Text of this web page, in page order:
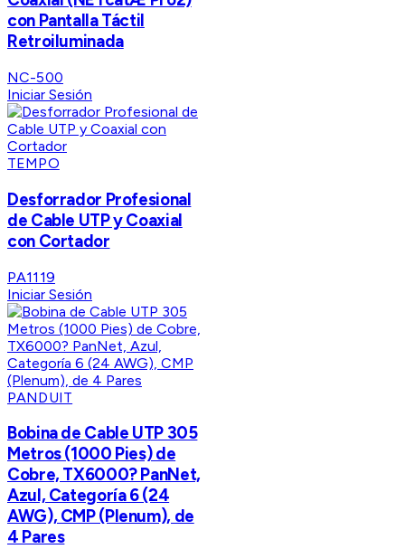
con Pantalla Táctil
Retroiluminada
NC-500
Iniciar Sesión
TEMPO
Desforrador Profesional
de Cable UTP y Coaxial
con Cortador
PA1119
Iniciar Sesión
PANDUIT
Bobina de Cable UTP 305
Metros (1000 Pies) de
Cobre, TX6000? PanNet,
Azul, Categoría 6 (24
AWG), CMP (Plenum), de
4 Pares